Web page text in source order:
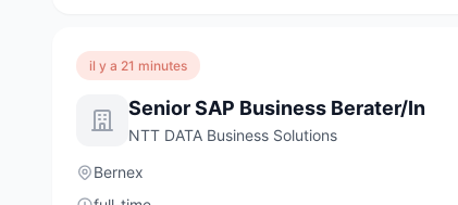
il y a 21 minutes
Senior SAP Business Berater/In
NTT DATA Business Solutions
Bernex